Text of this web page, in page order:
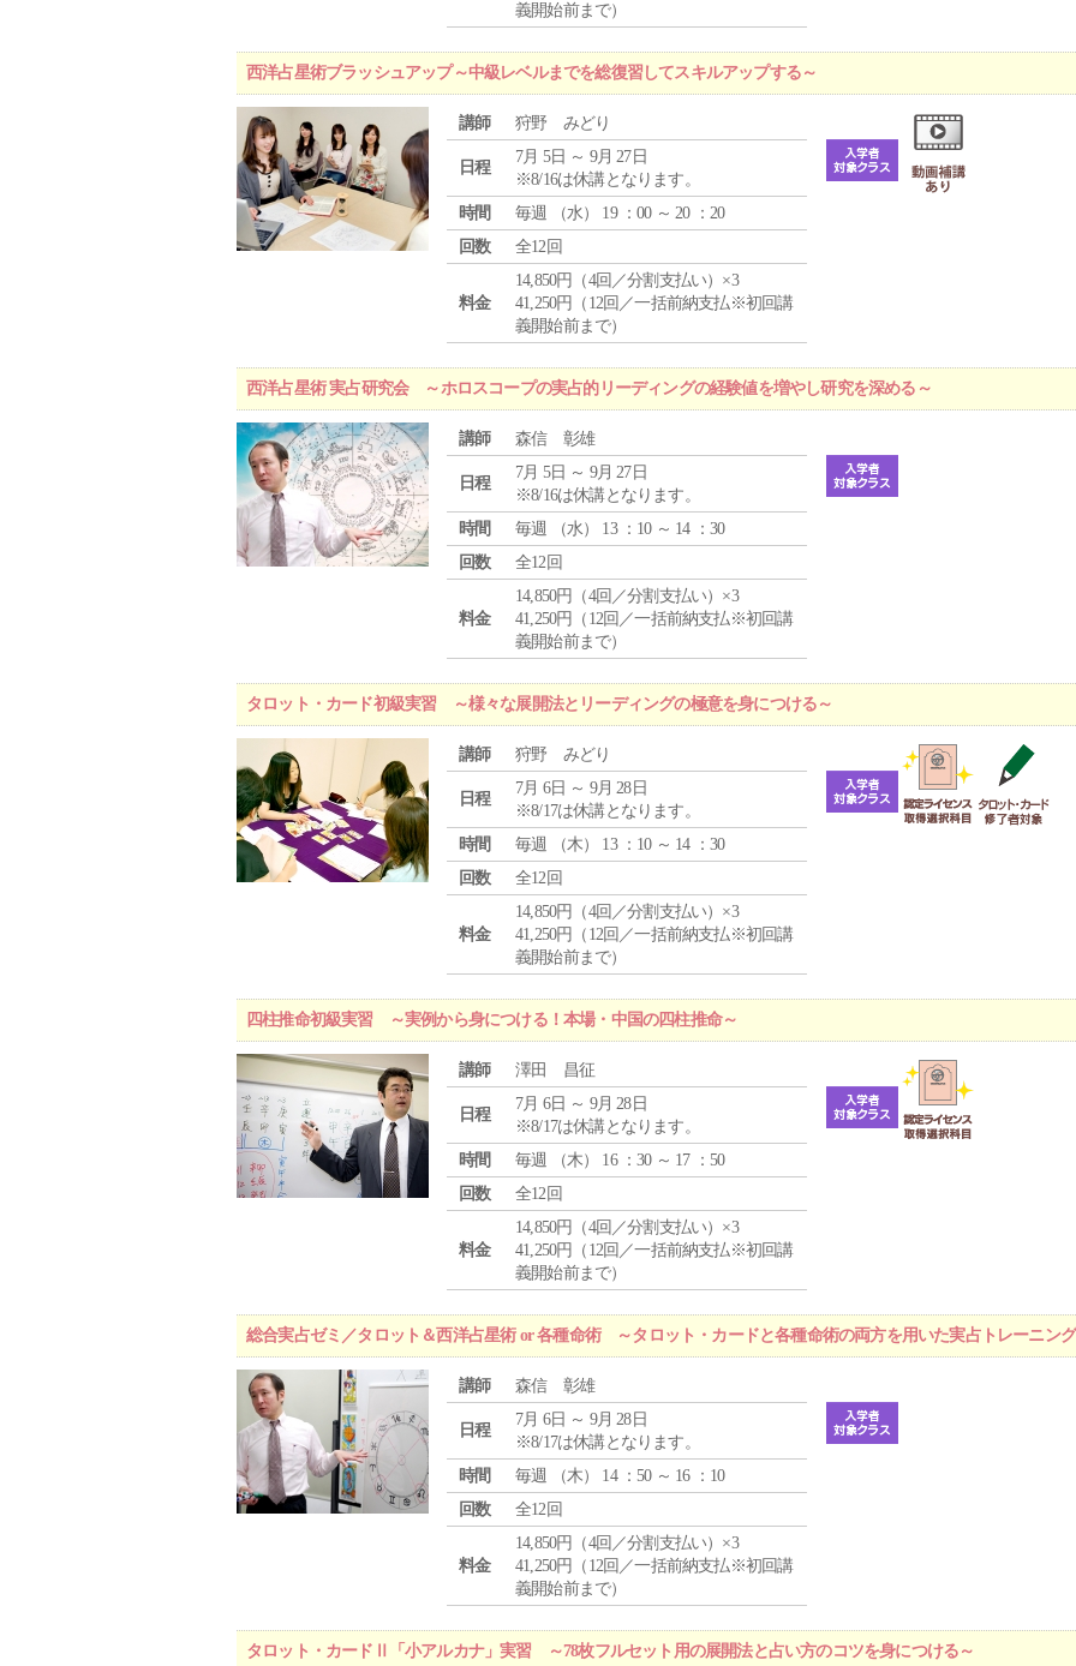
義開始前まで）
西洋占星術ブラッシュアップ～中級レベルまでを総復習してスキルアップする～
講師 狩野 みどり
日程
7月 5日 ～ 9月 27日
※8/16は休講となります。
時間
毎週 （水） 19 ：00 ～ 20 ：20
回数
全12回
料金
14,850円（4回／分割支払い）×3
41,250円（12回／一括前納支払※初回講
義開始前まで）
西洋占星術 実占研究会 ～ホロスコープの実占的リーディングの経験値を増やし研究を深める～
講師 森信 彰雄
日程
7月 5日 ～ 9月 27日
※8/16は休講となります。
時間
毎週 （水） 13 ：10 ～ 14 ：30
回数
全12回
料金
14,850円（4回／分割支払い）×3
41,250円（12回／一括前納支払※初回講
義開始前まで）
タロット・カード初級実習 ～様々な展開法とリーディングの極意を身につける～
講師 狩野 みどり
日程
7月 6日 ～ 9月 28日
※8/17は休講となります。
時間
毎週 （木） 13 ：10 ～ 14 ：30
回数
全12回
料金
14,850円（4回／分割支払い）×3
41,250円（12回／一括前納支払※初回講
義開始前まで）
四柱推命初級実習 ～実例から身につける！本場・中国の四柱推命～
講師 澤田 昌征
日程
7月 6日 ～ 9月 28日
※8/17は休講となります。
時間
毎週 （木） 16 ：30 ～ 17 ：50
回数
全12回
料金
14,850円（4回／分割支払い）×3
41,250円（12回／一括前納支払※初回講
義開始前まで）
総合実占ゼミ／タロット＆西洋占星術 or 各種命術 ～タロット・カードと各種命術の両方を用いた実占トレーニン
講師 森信 彰雄
日程
7月 6日 ～ 9月 28日
※8/17は休講となります。
時間
毎週 （木） 14 ：50 ～ 16 ：10
回数
全12回
料金
14,850円（4回／分割支払い）×3
41,250円（12回／一括前納支払※初回講
義開始前まで）
タロット・カードⅡ「小アルカナ」実習 ～78枚フルセット用の展開法と占い方のコツを身につける～